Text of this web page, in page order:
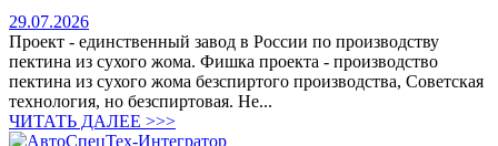
29.07.2026
Проект - единственный завод в России по производству
пектина из сухого жома. Фишка проекта - производство
пектина из сухого жома безспиртого производства, Советская
технология, но безспиртовая. Не...
ЧИТАТЬ ДАЛЕЕ >>>